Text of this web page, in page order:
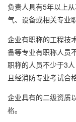
负责人具有5年以上
气、设备或相关专业
企业有职称的工程技
备等专业有职称人员
职称的人员不少于3
且经消防专业考试合
企业具有的二级资质
格。